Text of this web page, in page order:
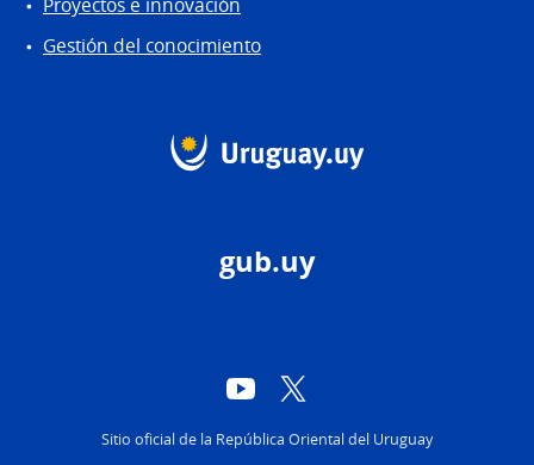
Proyectos e innovación
Gestión del conocimiento
gub.uy
YouTube
Sitio oficial de la República Oriental del Uruguay